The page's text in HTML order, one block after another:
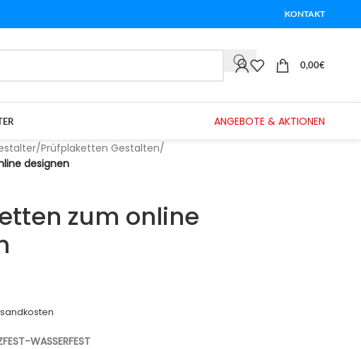
KONTAKT
0,00€
ANGEBOTE & AKTIONEN
/Prüfplaketten Gestalten/
designen
zum online
WASSERFEST